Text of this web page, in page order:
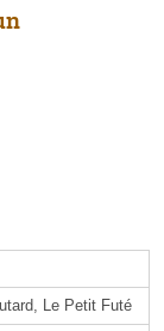
Le Petit Futé